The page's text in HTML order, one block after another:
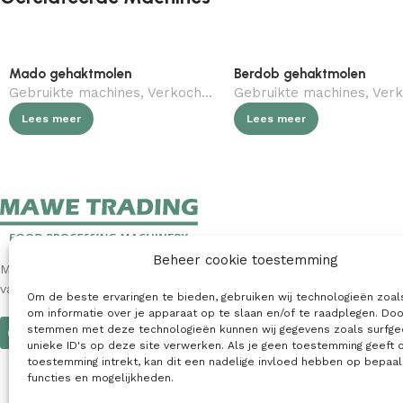
Beheer cookie toestemming
Om de beste ervaringen te bieden, gebruiken wij technologieën
om informatie over je apparaat op te slaan en/of te raadplegen.
stemmen met deze technologieën kunnen wij gegevens zoals
unieke ID's op deze site verwerken. Als je geen toestemming geeft
toestemming intrekt, kan dit een nadelige invloed hebben op
functies en mogelijkheden.
Mado gehaktmolen
Gebruikte machines, Verkocht (gebruikt) , Slagerij
Lees meer
Berdob gehaktmolen
Gebruikte machines, Verkocht
Lees meer
MAWE Trading is een toonaangevende internationale leverancier
van nieuwe en gebruikte machines voor de voedingsindustrie.